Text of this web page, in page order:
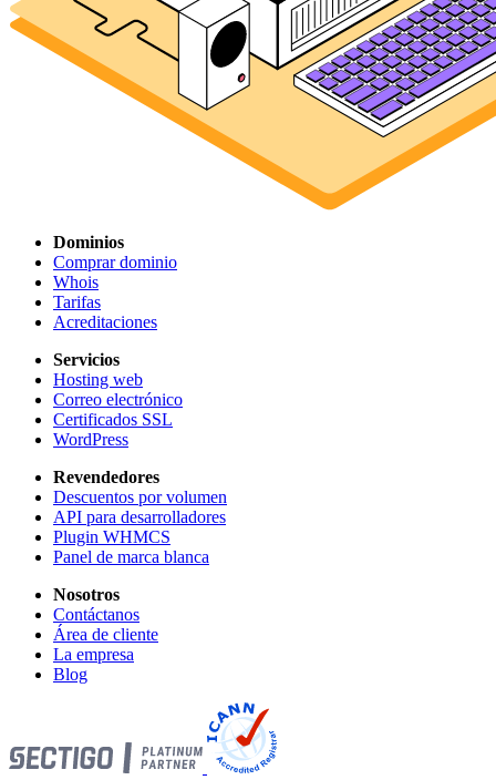
Dominios
Comprar dominio
Whois
Tarifas
Acreditaciones
Servicios
Hosting web
Correo electrónico
Certificados SSL
WordPress
Revendedores
Descuentos por volumen
API para desarrolladores
Plugin WHMCS
Panel de marca blanca
Nosotros
Contáctanos
Área de cliente
La empresa
Blog